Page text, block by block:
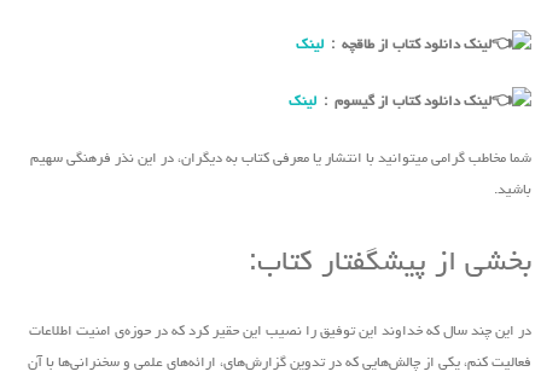
لینک دانلود کتاب از طاقچه : لینک
لینک دانلود کتاب از گیسوم : لینک
شما مخاطب گرامی میتوانید با انتشار یا معرفی کتاب به دیگران، در این نذر فرهنگی سهیم
باشید.
بخشی از پیشگفتار کتاب:
در این چند سال که خداوند این توفیق را نصیب این حقیر کرد که در حوزه‌ی امنیت اطلاعات
فعالیت کنم، یکی از چالش‌هایی که در تدوین گزارش‌های، ارائه‌های علمی و سخنرانی‌ها با آن